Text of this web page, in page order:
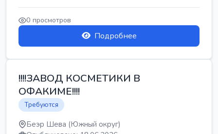
0 просмотров
Подробнее
!!!!ЗАВОД КОСМЕТИКИ В
ОФАКИМЕ!!!!
Требуются
Беэр Шева (Южный округ)